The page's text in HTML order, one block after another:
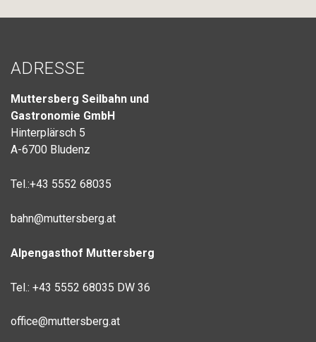
ADRESSE
Muttersberg Seilbahn und
Gastronomie GmbH
Hinterplärsch 5
A-6700 Bludenz
Tel.:+43 5552 68035
bahn@muttersberg.at
Alpengasthof Muttersberg
Tel.: +43 5552 68035 DW 36
office@muttersberg.at